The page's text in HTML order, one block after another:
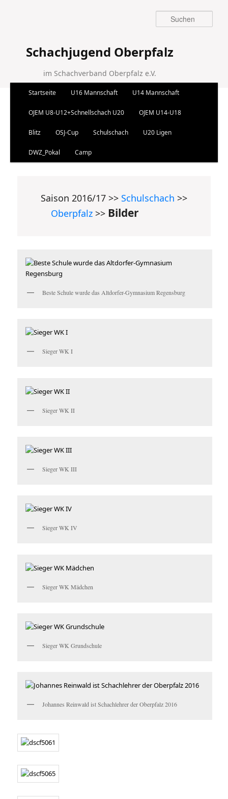
Schachjugend Oberpfalz
im Schachverband Oberpfalz e.V.
Suchen
Zum Inhalt wechseln
Zum sekundären Inhalt wechseln
Startseite U16 Mannschaft U14 Mannschaft
OJEM U8-U12+Schnellschach U20 OJEM U14-U18
Blitz OSJ-Cup Schulschach U20 Ligen
DWZ_Pokal Camp
Saison 2016/17 >> Schulschach >>
Oberpfalz>> Bilder
Beste Schule wurde das Altdorfer-Gymnasium Regensburg
Sieger WK I
Sieger WK II
Sieger WK III
Sieger WK IV
Sieger WK Mädchen
Sieger WK Grundschule
Johannes Reinwald ist Schachlehrer der Oberpfalz 2016